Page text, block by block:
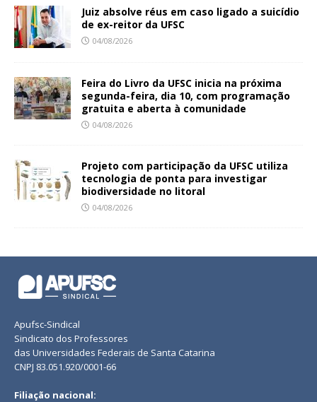
Juiz absolve réus em caso ligado a suicídio
de ex-reitor da UFSC
04/08/2026
Feira do Livro da UFSC inicia na próxima
segunda-feira, dia 10, com programação
gratuita e aberta à comunidade
04/08/2026
Projeto com participação da UFSC utiliza
tecnologia de ponta para investigar
biodiversidade no litoral
04/08/2026
Apufsc-Sindical
Sindicato dos Professores
das Universidades Federais de Santa Catarina
CNPJ 83.051.920/0001-66
Filiação nacional: